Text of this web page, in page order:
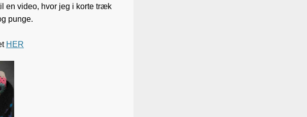
en video, hvor jeg i korte træk
punge.
HER